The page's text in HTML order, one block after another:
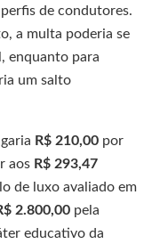
de condutores.
a multa poderia se
enquanto para
um salto
R$ 210,00 por
aos R$ 293,47
de luxo avaliado em
2.800,00 pela
educativo da